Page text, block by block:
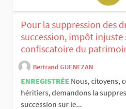
Pour la suppression des
succession, impôt
confiscatoire du
Bertrand GUENEZAN
ENREGISTRÉE Nous, citoyens,
héritiers, demandons la
succession sur le...